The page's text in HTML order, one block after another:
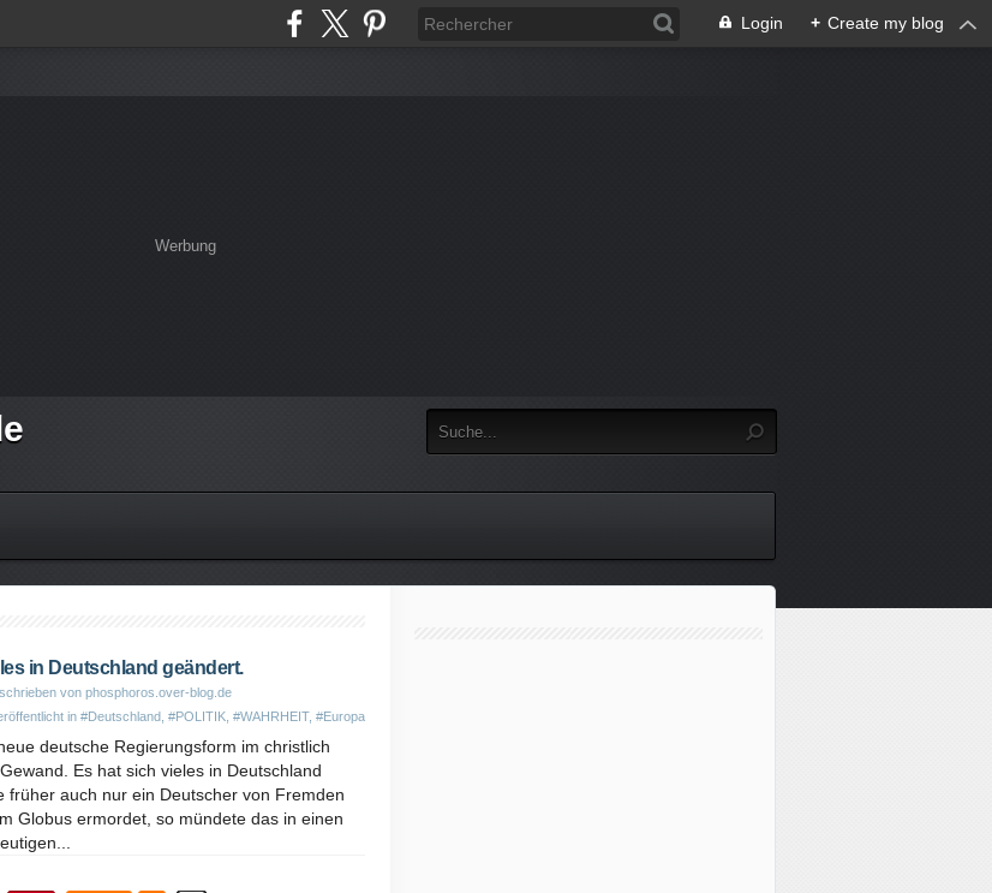
Login + Create my blog
Werbung
in Deutschland geändert.
von phosphoros.over-blog.de
in #Deutschland #POLITIK #WAHRHEIT, #Europa
deutsche Regierungsform im christlich
Es hat sich vieles in Deutschland
früher auch nur ein Deutscher von Fremden
Globus ermordet, so mündete das in einen